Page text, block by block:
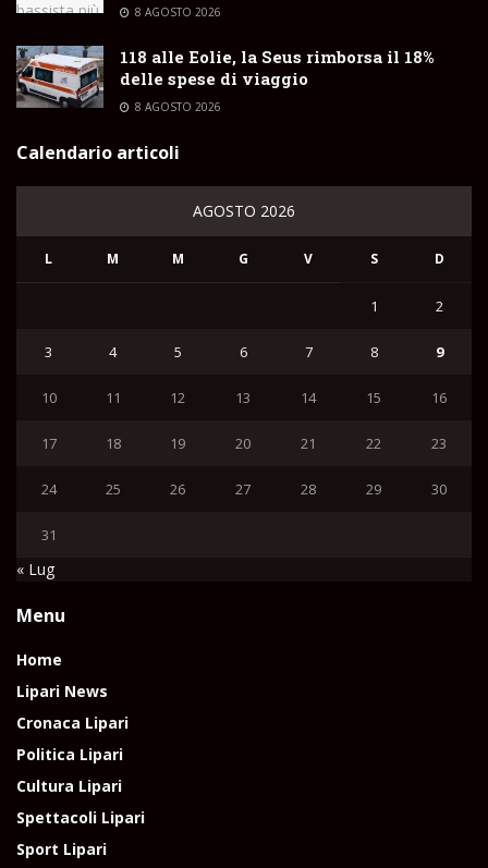
8 AGOSTO 2026
118 alle Eolie, la Seus rimborsa il 18%
delle spese di viaggio
8 AGOSTO 2026
Calendario articoli
AGOSTO 2026
L M M G V S D
1 2
3 4 5 6 7 8 9
10 11 12 13 14 15 16
17 18 19 20 21 22 23
24 25 26 27 28 29 30
31
« Lug
Menu
Home
Lipari News
Cronaca Lipari
Politica Lipari
Cultura Lipari
Spettacoli Lipari
Sport Lipari